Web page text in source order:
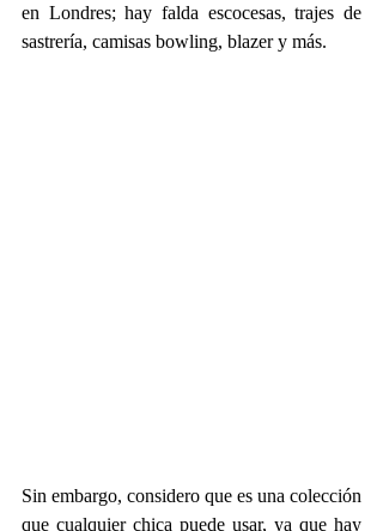
en Londres; hay falda escocesas, trajes de
sastrería, camisas bowling, blazer y más.
Sin embargo, considero que es una colección
que cualquier chica puede usar, ya que hay